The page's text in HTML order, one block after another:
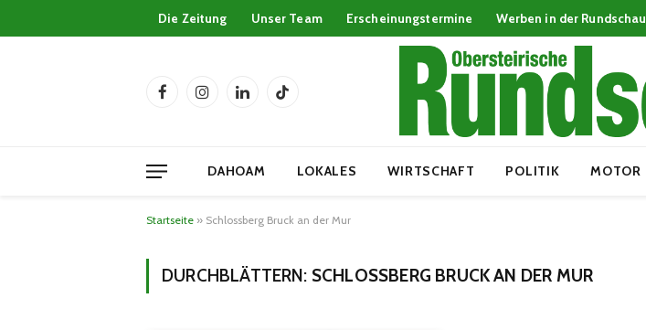
Die Zeitung Unser Team Erscheinungstermine Werben in der Rundschau
FacebookInstagramLinkedInTikTok
DAHOAM LOKALES WIRTSCHAFT POLITIK MOTOR
Startseite » Schlossberg Bruck an der Mur
DURCHBLÄTTERN: SCHLOSSBERG BRUCK AN DER MUR